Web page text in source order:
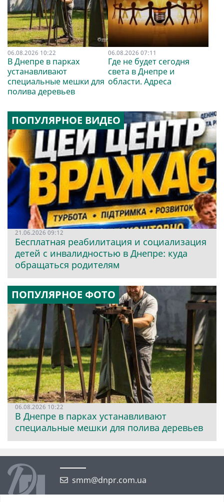
06.08.2026 10:22
В Днепре в парках
устанавливают
специальные мешки для
полива деревьев
06.08.2026 07:11
Где не будет сегодня
света в Днепре и
области. Адреса
ПОПУЛЯРНОЕ ВИДЕО
21.06.2026 09:12
Бесплатная реабилитация и социализация
детей с инвалидностью в Днепре: куда
обращаться родителям
ПОПУЛЯРНОЕ ФОТО
06.08.2026 10:22
В Днепре в парках устанавливают
специальные мешки для полива деревьев
smm@dnpr.com.ua